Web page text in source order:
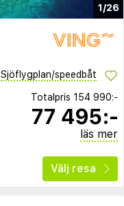
1/26
Sjöflygplan/speedbåt
Totalpris 154 990:-
77 495:-
läs mer
Välj resa